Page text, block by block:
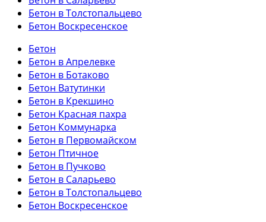
Бетон в Толстопальцево
Бетон Воскресенское
Бетон
Бетон в Апрелевке
Бетон в Ботаково
Бетон Ватутинки
Бетон в Крекшино
Бетон Красная пахра
Бетон Коммунарка
Бетон в Первомайском
Бетон Птичное
Бетон в Пучково
Бетон в Саларьево
Бетон в Толстопальцево
Бетон Воскресенское